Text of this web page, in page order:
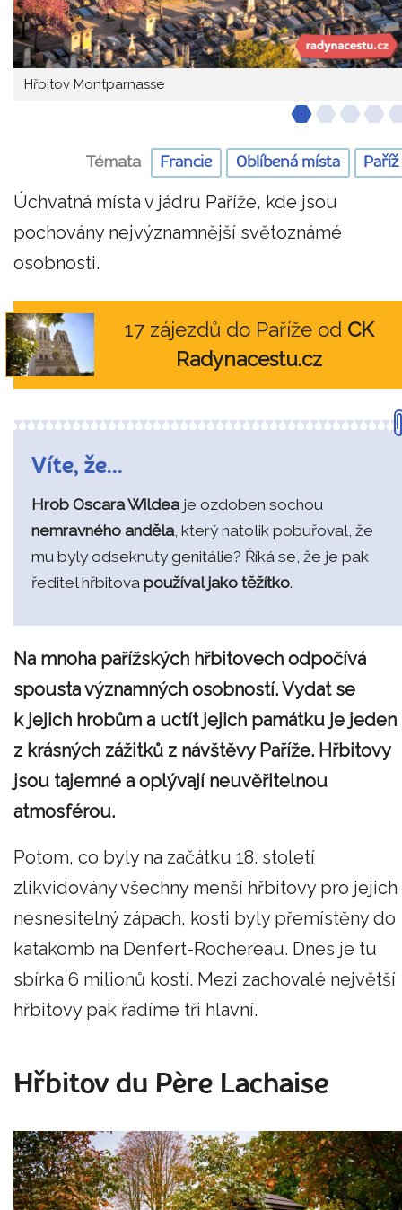
Hřbitov Montparnasse
Témata Francie Oblíbená místa Paříž
Úchvatná místa v jádru Paříže, kde jsou
pochovány nejvýznamnější světoznámé
osobnosti.
17 zájezdů do Paříže od CK
Radynacestu.cz
Víte, že...
Hrob Oscara Wildeaje ozdoben sochou
nemravného anděla, který natolik pobuřoval, že
mu byly odseknuty genitálie? Říká se, že je pak
ředitel hřbitova používal jako těžítko.
Na mnoha pařížských hřbitovech odpočívá
spousta významných osobností. Vydat se
k jejich hrobům a uctít jejich památku je jeden
z krásných zážitků z návštěvy Paříže. Hřbitovy
jsou tajemné a oplývají neuvěřitelnou
atmosférou.
Potom, co byly na začátku 18. století
zlikvidovány všechny menší hřbitovy pro jejich
nesnesitelný zápach, kosti byly přemístěny do
katakomb na Denfert-Rochereau. Dnes je tu
sbírka 6 milionů kostí. Mezi zachovalé největší
hřbitovy pak řadíme tři hlavní.
Hřbitov du Père Lachaise